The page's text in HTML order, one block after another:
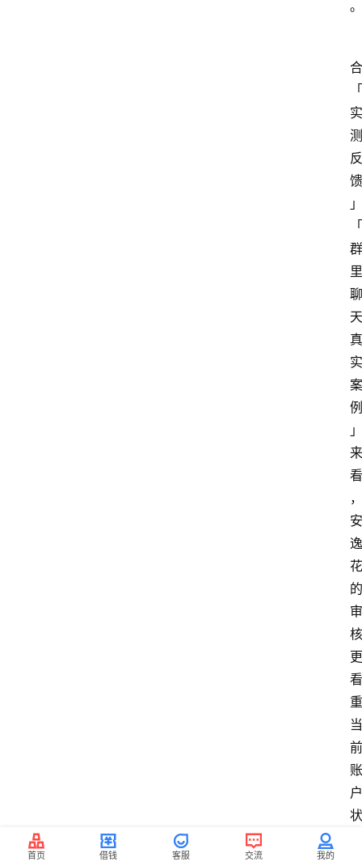
。
合
「
实
测
反
馈
」
「
群
里
聊
天
真
实
案
例
」
来
看
，
安
逸
花
的
审
核
更
看
重
当
前
账
户
状
首页 借钱 客服 交流 我的